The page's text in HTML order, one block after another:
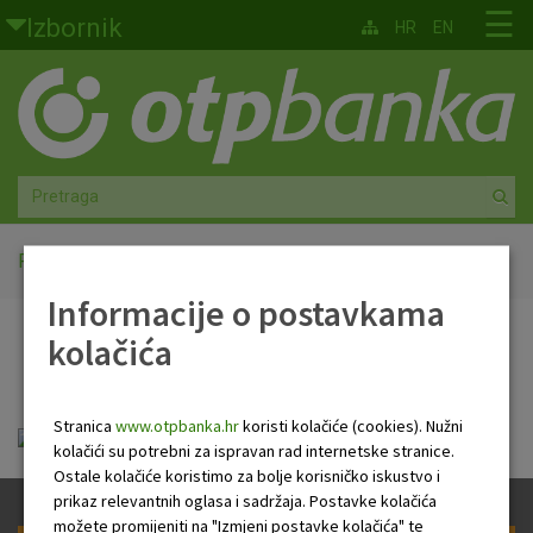
Skoči na glavni sadržaj
Izbornik
Građani
Privatno bankarstvo
Agro
Mala poduzeća i obrtnici
Srednja i velika poduzeća
Faktoring
O nama
☰
HR EN
Početna
OTP paket InterNet
FID-OTP_internet_20190701.pdf
Informacije o postavkama
kolačića
Stranica www.otpbanka.hrkoristi kolačiće (cookies). Nužni
kolačići su potrebni za ispravan rad internetske stranice.
Ostale kolačiće koristimo za bolje korisničko iskustvo i
prikaz relevantnih oglasa i sadržaja. Postavke kolačića
možete promijeniti na "Izmjeni postavke kolačića" te